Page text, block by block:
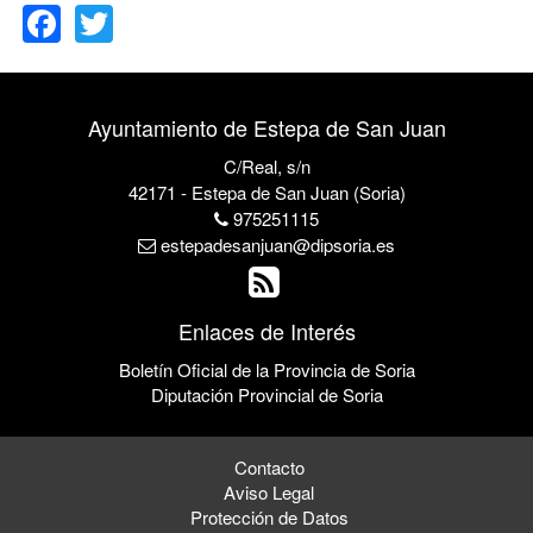
Ayuntamiento de Estepa de San Juan
C/Real, s/n
42171 - Estepa de San Juan (Soria)
975251115
estepadesanjuan@dipsoria.es
Enlaces de Interés
Boletín Oficial de la Provincia de Soria
Diputación Provincial de Soria
Contacto
Aviso Legal
Protección de Datos